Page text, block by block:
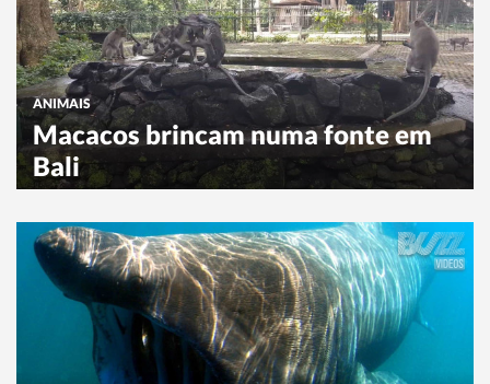
ANIMAIS
Macacos brincam numa fonte em
Bali